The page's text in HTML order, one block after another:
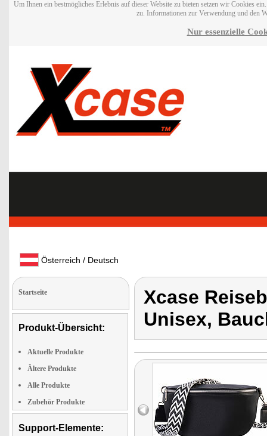
Um Ihnen ein bestmögliches Erlebnis auf dieser Website zu bieten setzen wir Cookies
zu. Informationen zur Verwendung und den
Nur essenzielle
Österreich / Deutsch
Startseite
Produkt-Übersicht:
Aktuelle Produkte
Ältere Produkte
Alle Produkte
Zubehör Produkte
Support-Elemente:
Xcase
Unisex,